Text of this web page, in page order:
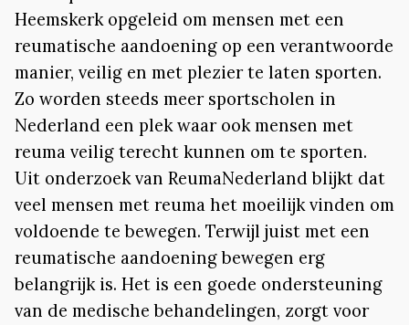
Heemskerk opgeleid om mensen met een
reumatische aandoening op een verantwoorde
manier, veilig en met plezier te laten sporten.
Zo worden steeds meer sportscholen in
Nederland een plek waar ook mensen met
reuma veilig terecht kunnen om te sporten.
Uit onderzoek van ReumaNederland blijkt dat
veel mensen met reuma het moeilijk vinden om
voldoende te bewegen. Terwijl juist met een
reumatische aandoening bewegen erg
belangrijk is. Het is een goede ondersteuning
van de medische behandelingen, zorgt voor